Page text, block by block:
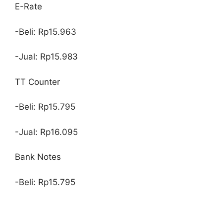
E-Rate
-Beli: Rp15.963
-Jual: Rp15.983
TT Counter
-Beli: Rp15.795
-Jual: Rp16.095
Bank Notes
-Beli: Rp15.795